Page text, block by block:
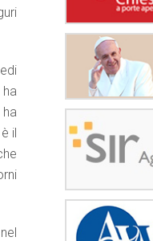
il